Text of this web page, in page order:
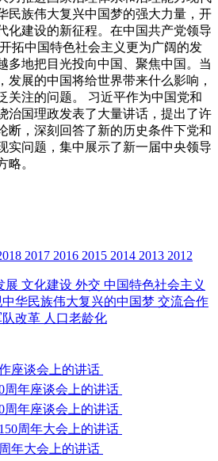
民族伟大复兴中国梦的强大力量，开
化建设的新征程。在中国共产党领导
拓中国特色社会主义更为广阔的发
多地把目光投向中国、聚焦中国。当
发展的中国将给世界带来什么影响，
关注的问题。 习近平作为中国党和
治国理政发表了大量讲话，提出了许
断，深刻回答了新的历史条件下党和
实问题，集中展示了新一届中央领导
略。
2017 2016 2015 2014 2013 2012
展 文化建设 外交 中国特色社会主义
中华民族伟大复兴的中国梦 交流合作
队改革 人口老龄化
座谈会上的讲话
周年座谈会上的讲话
周年座谈会上的讲话
周年大会上的讲话
年大会上的讲话